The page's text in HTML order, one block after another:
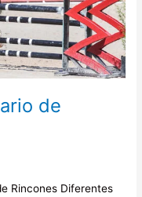
de
Rincones Diferentes